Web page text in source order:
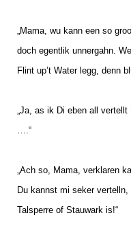
„Mama, wu kann een so
doch egentlik unnergahn.
Flint up’t Water legg, denn
„Ja, as ik Di eben all
….“
„Ach so, Mama, verklaren
Du kannst mi seker vertelln,
Talsperre of Stauwark is!“